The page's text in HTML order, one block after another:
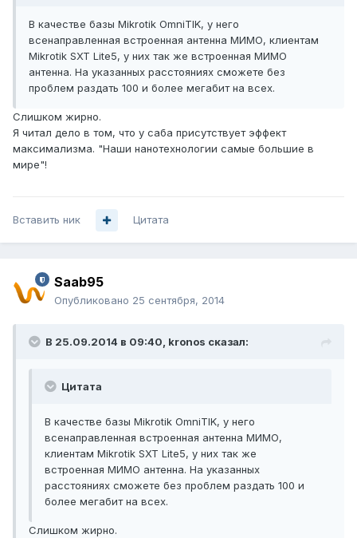
В качестве базы Mikrotik OmniTIK, у него
всенаправленная встроенная антенна МИМО, клиентам
Mikrotik SXT Lite5, у них так же встроенная МИМО
антенна. На указанных расстояниях сможете без
проблем раздать 100 и более мегабит на всех.
Слишком жирно.
Я читал дело в том, что у саба присутствует эффект
максимализма. "Наши нанотехнологии самые большие в
мире"!
Вставить ник Цитата
Saab95
Опубликовано 25 сентября, 2014
В 25.09.2014 в 09:40, kronos сказал:
Цитата
В качестве базы Mikrotik OmniTIK, у него
всенаправленная встроенная антенна МИМО,
клиентам Mikrotik SXT Lite5, у них так же
встроенная МИМО антенна. На указанных
расстояниях сможете без проблем раздать 100 и
более мегабит на всех.
Слишком жирно.